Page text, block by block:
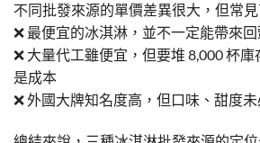
不同批發來源的單價差異很大，但常見
❌ 最便宜的冰淇淋，並不一定能帶來
❌ 大量代工雖便宜，但要堆 8,000 杯
是成本
❌ 外國大牌知名度高，但口味、甜度